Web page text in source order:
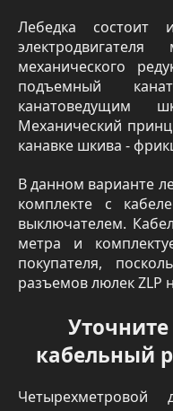
Лебедка состоит
механического
подъемный
канатоведущим
Механический
канавке шкива -
В данном варианте
комплекте с
выключателем.
метра и
покупателя,
разъемов люлек ZLP
кабельный
Четырехметровой